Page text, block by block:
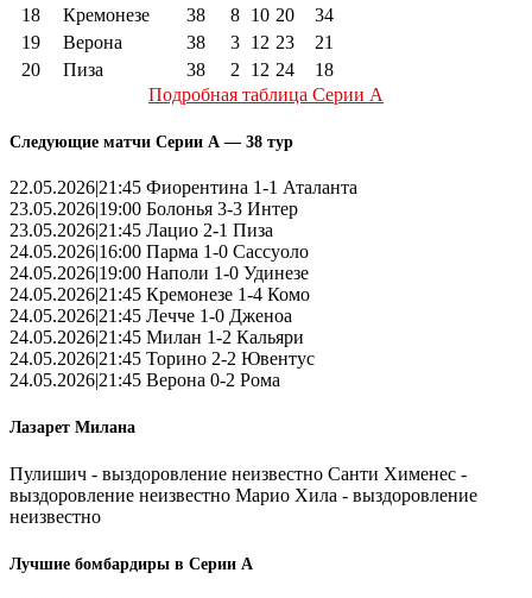
18
Кремонезе 38 8 10 20
34
19
Верона 38 3 12 23
21
20
Пиза 38 2 12 24
18
Подробная таблица Серии А
Следующие матчи Серии А — 38 тур
22.05.2026|21:45 Фиорентина 1-1 Аталанта
23.05.2026|19:00 Болонья 3-3 Интер
23.05.2026|21:45 Лацио 2-1 Пиза
24.05.2026|16:00 Парма 1-0 Сассуоло
24.05.2026|19:00 Наполи 1-0 Удинезе
24.05.2026|21:45 Кремонезе 1-4 Комо
24.05.2026|21:45 Лечче 1-0 Дженоа
24.05.2026|21:45 Милан 1-2 Кальяри
24.05.2026|21:45 Торино 2-2 Ювентус
24.05.2026|21:45 Верона 0-2 Рома
Лазарет Милана
Пулишич - выздоровление неизвестно Санти Хименес -
выздоровление неизвестно Марио Хила - выздоровление
неизвестно
Лучшие бомбардиры в Серии А